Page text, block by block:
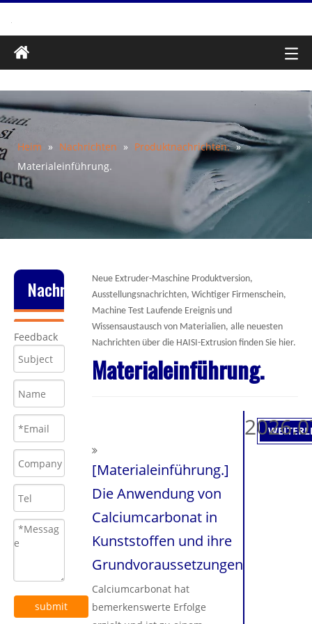
Heim » Nachrichten » Produktnachrichten. »
Materialeinführung.
Nachrichten
Feedback
submit
Neue Extruder-Maschine Produktversion,
Ausstellungsnachrichten, Wichtiger Firmenschein,
Machine Test Laufende Ereignis und
Wissensaustausch von Materialien, alle neuesten
Nachrichten über die HAISI-Extrusion finden Sie hier.
Materialeinführung.
[Materialeinführung.]
Die Anwendung von
Calciumcarbonat in
Kunststoffen und ihre
Grundvoraussetzungen
Calciumcarbonat hat
bemerkenswerte Erfolge